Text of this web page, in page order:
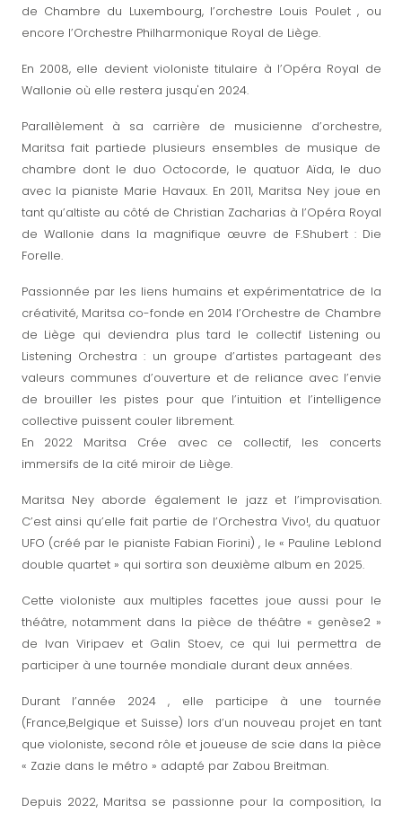
de Chambre du Luxembourg, l’orchestre Louis Poulet , ou
encore l’Orchestre Philharmonique Royal de Liège.
En 2008, elle devient violoniste titulaire à l’Opéra Royal de
Wallonie où elle restera jusqu'en 2024.
Parallèlement à sa carrière de musicienne d’orchestre,
Maritsa fait partiede plusieurs ensembles de musique de
chambre dont le duo Octocorde, le quatuor Aïda, le duo
avec la pianiste Marie Havaux. En 2011, Maritsa Ney joue en
tant qu’altiste au côté de Christian Zacharias à l’Opéra Royal
de Wallonie dans la magnifique œuvre de F.Shubert : Die
Forelle.
Passionnée par les liens humains et expérimentatrice de la
créativité, Maritsa co-fonde en 2014 l’Orchestre de Chambre
de Liège qui deviendra plus tard le collectif Listening ou
Listening Orchestra : un groupe d’artistes partageant des
valeurs communes d’ouverture et de reliance avec l’envie
de brouiller les pistes pour que l’intuition et l’intelligence
collective puissent couler librement.
En 2022 Maritsa Crée avec ce collectif, les concerts
immersifs de la cité miroir de Liège.
Maritsa Ney aborde également le jazz et l’improvisation.
C’est ainsi qu’elle fait partie de l’Orchestra Vivo!, du quatuor
UFO (créé par le pianiste Fabian Fiorini) , le « Pauline Leblond
double quartet » qui sortira son deuxième album en 2025.
Cette violoniste aux multiples facettes joue aussi pour le
théâtre, notamment dans la pièce de théâtre « genèse2 »
de Ivan Viripaev et Galin Stoev, ce qui lui permettra de
participer à une tournée mondiale durant deux années.
Durant l’année 2024 , elle participe à une tournée
(France,Belgique et Suisse) lors d’un nouveau projet en tant
que violoniste, second rôle et joueuse de scie dans la pièce
« Zazie dans le métro » adapté par Zabou Breitman.
Depuis 2022, Maritsa se passionne pour la composition, la